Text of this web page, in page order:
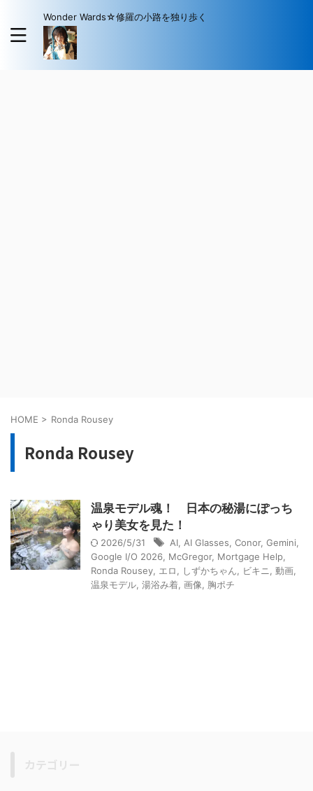
Wonder Wards☆修羅の小路を独り歩く
HOME > Ronda Rousey
Ronda Rousey
温泉モデル魂！ 日本の秘湯にぽっち
ゃり美女を見た！
2026/5/31 AI AI Glasses Conor, Gemini
Google I/O 2026 McGregor, Mortgage Help
Ronda Rousey
エロ しずかちゃん ビキニ 動画
温泉モデル 湯浴み着 画像 胸ポチ